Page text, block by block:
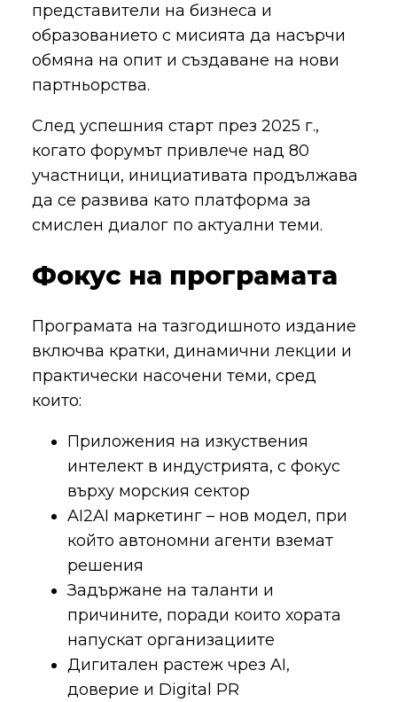
представители на бизнеса и
образованието с мисията да насърчи
обмяна на опит и създаване на нови
партньорства.
След успешния старт през 2025 г.,
когато форумът привлече над 80
участници, инициативата продължава
да се развива като платформа за
смислен диалог по актуални теми.
Фокус на програмата
Програмата на тазгодишното издание
включва кратки, динамични лекции и
практически насочени теми, сред
които:
Приложения на изкуствения
интелект в индустрията, с фокус
върху морския сектор
AI2AI маркетинг – нов модел, при
който автономни агенти вземат
решения
Задържане на таланти и
причините, поради които хората
напускат организациите
Дигитален растеж чрез AI,
доверие и Digital PR